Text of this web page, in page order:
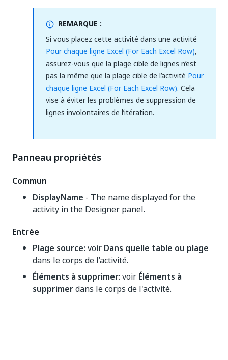
REMARQUE :
Si vous placez cette activité dans une activité
Pour chaque ligne Excel (For Each Excel Row),
assurez-vous que la plage cible de lignes n’est
pas la même que la plage cible de l’activité Pour
chaque ligne Excel (For Each Excel Row). Cela
vise à éviter les problèmes de suppression de
lignes involontaires de l’itération.
Panneau propriétés
Commun
DisplayName - The name displayed for the
activity in the Designer panel.
Entrée
Plage source: voir Dans quelle table ou plage
dans le corps de l’activité.
Éléments à supprimer: voir Éléments à
supprimerdans le corps de l'activité.